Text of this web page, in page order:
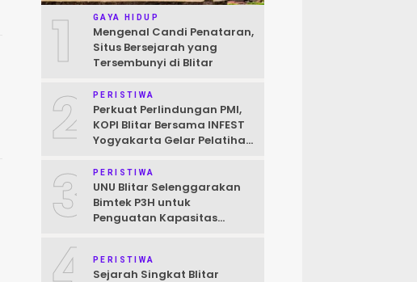
1 GAYA HIDUP
Mengenal Candi Penataran,
Situs Bersejarah yang
Tersembunyi di Blitar
2 PERISTIWA
Perkuat Perlindungan PMI,
KOPI Blitar Bersama INFEST
Yogyakarta Gelar Pelatihan
3 PERISTIWA
UNU Blitar Selenggarakan
Bimtek P3H untuk
Penguatan Kapasitas
PERISTIWA
Sejarah Singkat Blitar